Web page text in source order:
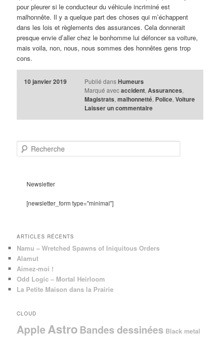
pour pleurer si le conducteur du véhicule incriminé est
malhonnête. Il y a quelque part des choses qui m’échappent
dans les lois et règlements des assurances. Cela donnerait
presque envie d’aller chez le bonhomme lui défoncer sa voiture,
mais voila, non, nous, nous sommes des honnêtes gens trop
cons.
10 janvier 2019 Publié dans Humeurs
Marqué avec accident, Assurances,
Magistrats, malhonnetté, Police, Voiture
Laisser un commentaire
e
Newsletter
[newsletter_form type="minimal"]
ARTICLES RÉCENTS
Namu – Wretched Spawns of Iniquitous Orders
Alamut
Aimez-moi !
Odd Logic – Mortal Heirloom
La Petite Maison dans la Prairie
CLOUD
Apple AstroBandes dessinées Black metal